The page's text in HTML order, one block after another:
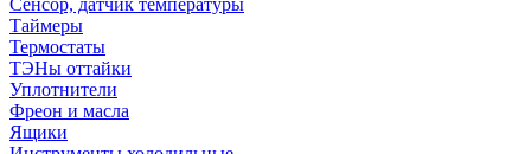
Сенсор, датчик температуры
Таймеры
Термостаты
ТЭНы оттайки
Уплотнители
Фреон и масла
Ящики